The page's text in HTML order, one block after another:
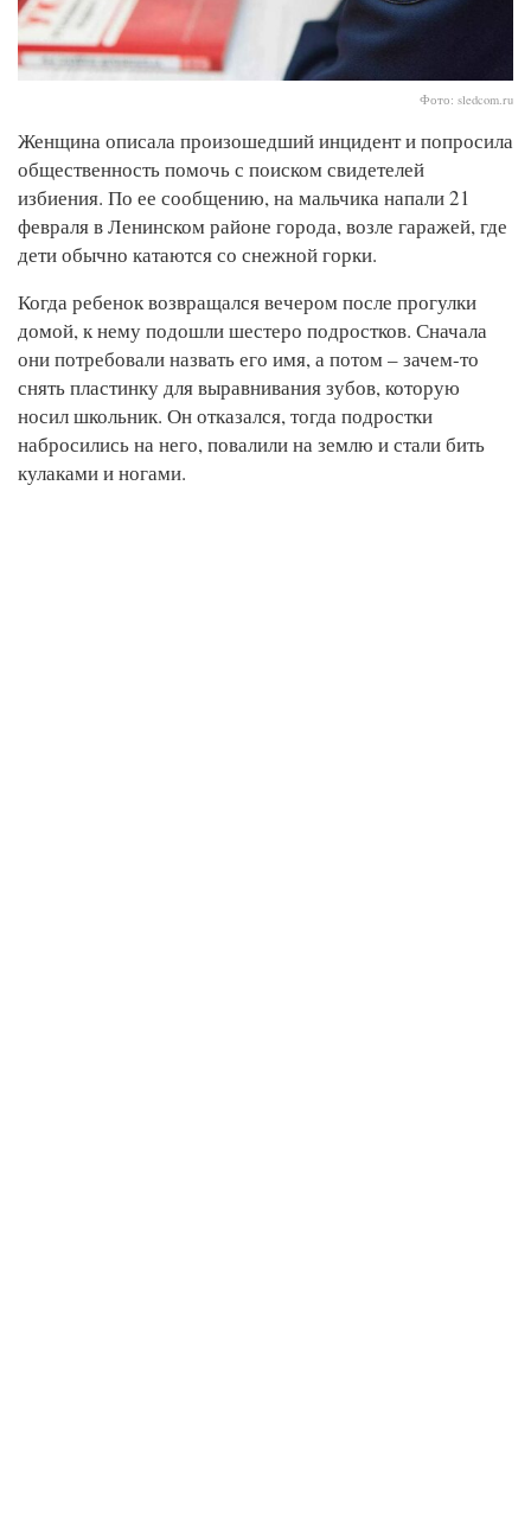
Фото: sledcom.ru
Женщина описала произошедший инцидент и попросила
общественность помочь с поиском свидетелей
избиения. По ее сообщению, на мальчика напали 21
февраля в Ленинском районе города, возле гаражей, где
дети обычно катаются со снежной горки.
Когда ребенок возвращался вечером после прогулки
домой, к нему подошли шестеро подростков. Сначала
они потребовали назвать его имя, а потом – зачем-то
снять пластинку для выравнивания зубов, которую
носил школьник. Он отказался, тогда подростки
набросились на него, повалили на землю и стали бить
кулаками и ногами.